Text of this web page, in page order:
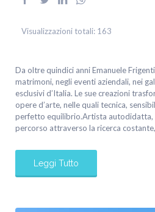
Visualizzazioni totali: 163
Da oltre quindici anni Emanuele
matrimoni, negli eventi aziendali, nei
esclusivi d’Italia. Le sue creazioni
opere d’arte, nelle quali tecnica,
perfetto equilibrio.Artista
percorso attraverso la ricerca
Leggi Tutto